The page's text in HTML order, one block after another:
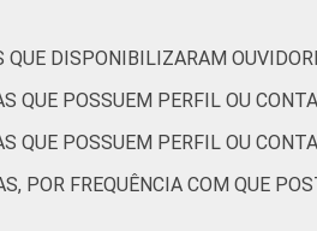
QUE DISPONIBILIZARAM
QUE POSSUEM PERFIL OU
QUE POSSUEM PERFIL OU
POR FREQUÊNCIA COM QUE